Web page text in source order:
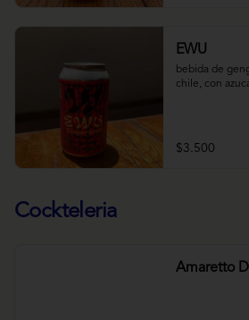
EWU
bebida de
chile, con
$3.500
Cockteleria
Amaretto